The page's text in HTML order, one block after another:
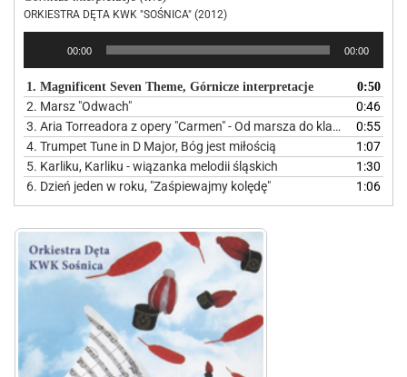
ORKIESTRA DĘTA KWK "SOŚNICA" (2012)
00:00 00:00
1. Magnificent Seven Theme, Górnicze interpretacje 0:50
2. Marsz "Odwach"
0:46
3. Aria Torreadora z opery "Carmen" - Od marsza do klasyki
0:55
4. Trumpet Tune in D Major, Bóg jest miłością
1:07
5. Karliku, Karliku - wiązanka melodii śląskich
1:30
6. Dzień jeden w roku, "Zaśpiewajmy kolędę"
1:06